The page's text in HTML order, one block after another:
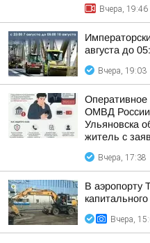
Вчера, 19:46
августа до
Вчера, 19:03
ОМВД России
Ульяновска
житель с
Вчера, 17:38
В аэропорту
Вчера,